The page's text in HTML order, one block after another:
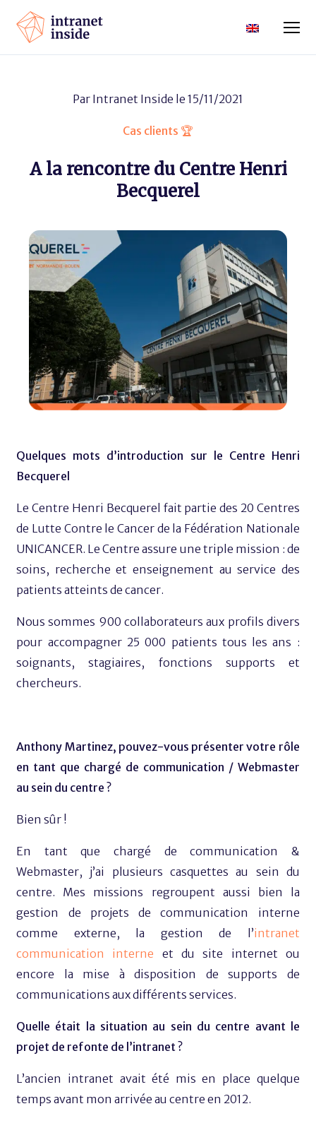
Par Intranet Inside le 15/11/2021
Cas clients 🏆
A la rencontre du Centre Henri
Becquerel
Quelques mots d’introduction sur le Centre Henri
Becquerel
Le Centre Henri Becquerel fait partie des 20 Centres
de Lutte Contre le Cancer de la Fédération Nationale
UNICANCER. Le Centre assure une triple mission : de
soins, recherche et enseignement au service des
patients atteints de cancer.
Nous sommes 900 collaborateurs aux profils divers
pour accompagner 25 000 patients tous les ans :
soignants, stagiaires, fonctions supports et
chercheurs.
Anthony Martinez, pouvez-vous présenter votre rôle
en tant que chargé de communication / Webmaster
au sein du centre ?
Bien sûr !
En tant que chargé de communication &
Webmaster, j’ai plusieurs casquettes au sein du
centre. Mes missions regroupent aussi bien la
gestion de projets de communication interne
comme externe, la gestion de l’intranet
communication interne et du site internet ou
encore la mise à disposition de supports de
communications aux différents services.
Quelle était la situation au sein du centre avant le
projet de refonte de l’intranet ?
L’ancien intranet avait été mis en place quelque
temps avant mon arrivée au centre en 2012.